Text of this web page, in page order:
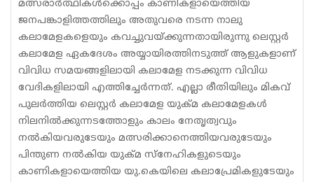
മത്സരാര്‍ത്ഥികള്‍ക്കൊപ്പം കാണികളായെത്തിയ
ജനപങ്കാളിത്തത്തിലും അതുവരെ നടന്ന നാലു
കലാമേളകളെയും കവച്ചുവയ്ക്കുന്നതായിരുന്നു ലെസ്റ്റര്‍
കലാമേള ഏകദേശം അയ്യായിരത്തിനടുത്ത് ആളുകളാണ്
വിവിധ സമയങ്ങളിലായി കലാമേള നടക്കുന്ന വിവിധ
വേദികളിലായി എത്തിച്ചേര്‍ന്നത്. എല്ലാ രീതിയിലും മികവ്
പുലര്‍ത്തിയ ലെസ്റ്റര്‍ കലാമേള യുക്മ കലാമേളകള്‍
നിലനില്‍ക്കുന്നടത്തോളും കാലം നേതൃത്വവും
നല്‍കിയവരുടേയും മത്സരിക്കാനെത്തിയവരുടേയും
പിന്തുണ നല്‍കിയ യുക്മ സ്‌നേഹികളുടെയും
കാണികളായെത്തിയ യു.കെയിലെ കലാപ്രേമികളുടേയും